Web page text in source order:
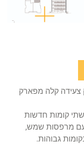
מרחק צעידה קלה מפארק
שתי קומות חדשות
בנות 2-3 חדרים עם מרפסות שמש,
גבוהות.